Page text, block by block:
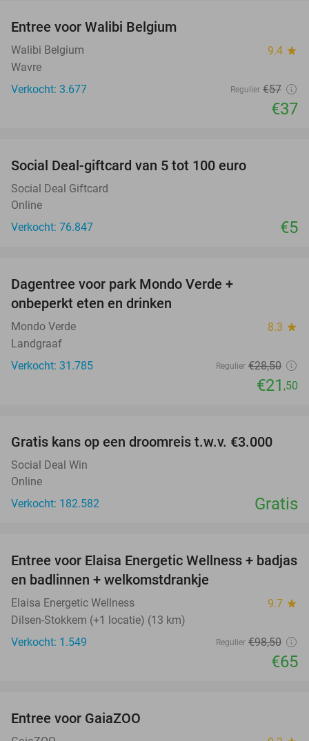
Entree voor Walibi Belgium
Walibi Belgium 9.4 star
Wavre
Verkocht: 3.677
Regulier €57
€37
Social Deal-giftcard van 5 tot 100 euro
Social Deal Giftcard
Online
Verkocht: 76.847
€5
Dagentree voor park Mondo Verde +
onbeperkt eten en drinken
Mondo Verde 8.3 star
Landgraaf
Verkocht: 31.785
Regulier €28,50
€21 ,50
Gratis kans op een droomreis t.w.v. €3.000
Social Deal Win
Online
Verkocht: 182.582
Gratis
34%
Entree voor Elaisa Energetic Wellness + badjas
en badlinnen + welkomstdrankje
Elaisa Energetic Wellness 9.7 star
Dilsen-Stokkem (+1 locatie) (13 km)
Verkocht: 1.549
Regulier €98,50
€65
Entree voor GaiaZOO